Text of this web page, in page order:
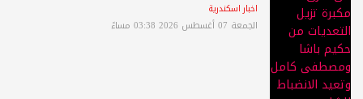
اخبار اسكندرية
الجمعة 07 أغسطس 2026 03:38 مساءً